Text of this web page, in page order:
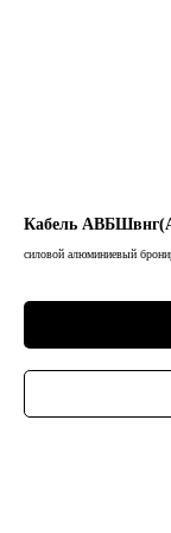
Кабель
силовой алюминиевый